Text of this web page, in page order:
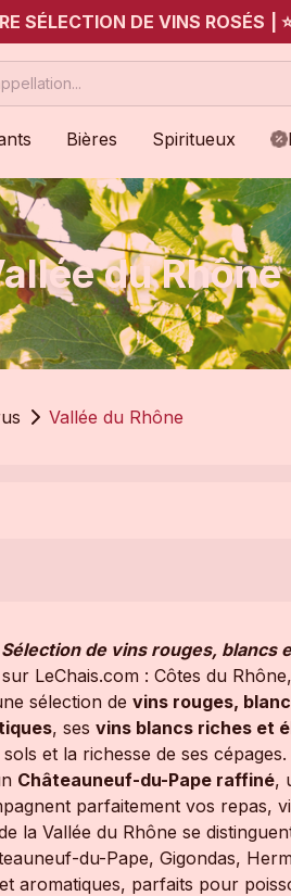
SÉLECTION DE VINS ROSÉS
Bières Spiritueux
du Rhône
Vallée du Rhône
Sélection de vins rouges, blancs
LeChais.com : Côtes du
sélection de vins rouges,
, ses vins blancs riches et
sols et la richesse de ses cépages.
Châteauneuf-du-Pape raffiné,
parfaitement vos repas,
la Vallée du Rhône se
du-Pape, Gigondas,
aromatiques, parfaits pour